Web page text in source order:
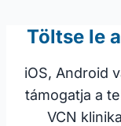
Töltse le
iOS, Android
támogatja a
VCN